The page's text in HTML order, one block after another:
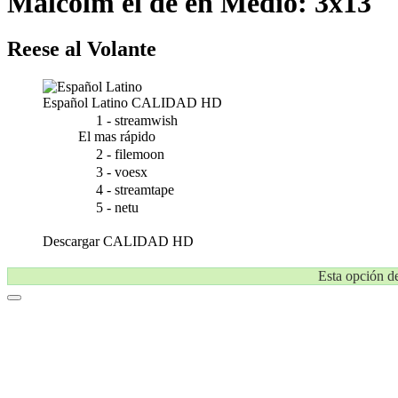
Reese al Volante
Español Latino CALIDAD HD
1 - streamwish
El mas rápido
2 - filemoon
3 - voesx
4 - streamtape
5 - netu
DescargarCALIDAD HD
Esta opción